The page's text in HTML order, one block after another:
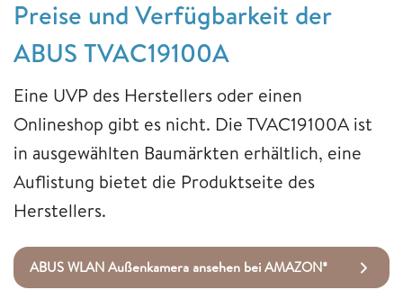
Preise und Verfügbarkeit der
ABUS TVAC19100A
Eine UVP des Herstellers oder einen
Onlineshop gibt es nicht. Die TVAC19100A ist
in ausgewählten Baumärkten erhältlich, eine
Auflistung bietet die Produktseite des
Herstellers.
ABUS WLAN Außenkamera ansehen bei AMAZON*